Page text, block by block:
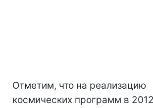
Отметим, что на реализацию
космических программ в